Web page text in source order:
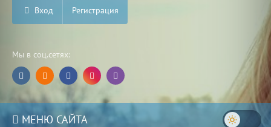
Вход Регистрация
Мы в соц.сетях:
МЕНЮ САЙТА